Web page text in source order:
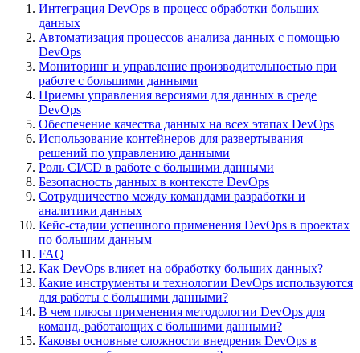
Интеграция DevOps в процесс обработки больших
данных
Автоматизация процессов анализа данных с помощью
DevOps
Мониторинг и управление производительностью при
работе с большими данными
Приемы управления версиями для данных в среде
DevOps
Обеспечение качества данных на всех этапах DevOps
Использование контейнеров для развертывания
решений по управлению данными
Роль CI/CD в работе с большими данными
Безопасность данных в контексте DevOps
Сотрудничество между командами разработки и
аналитики данных
Кейс-стадии успешного применения DevOps в проектах
по большим данным
FAQ
Как DevOps влияет на обработку больших данных?
Какие инструменты и технологии DevOps используются
для работы с большими данными?
В чем плюсы применения методологии DevOps для
команд, работающих с большими данными?
Каковы основные сложности внедрения DevOps в